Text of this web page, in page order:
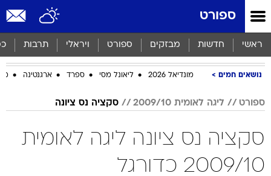
ספורט
ראשי חדשות מבזקים ספורט ויראלי תרבות
נושאים חמים מונדיאל 2026 ליאונל מסי ספרד ארגנטינה
ספורט ליגה לאומית 2009/10 סקציה נס ציונה
סקציה נס ציונה ליגה לאומית
2009/10 כדורגל